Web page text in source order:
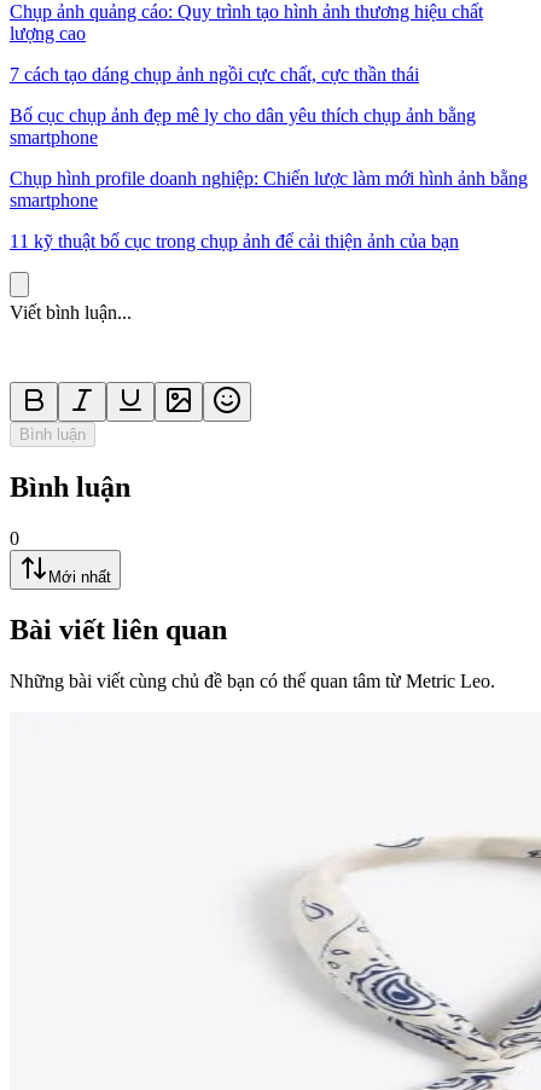
Chụp ảnh quảng cáo: Quy trình tạo hình ảnh thương hiệu chất
lượng cao
7 cách tạo dáng chụp ảnh ngồi cực chất, cực thần thái
Bố cục chụp ảnh đẹp mê ly cho dân yêu thích chụp ảnh bằng
smartphone
Chụp hình profile doanh nghiệp: Chiến lược làm mới hình ảnh bằng
smartphone
11 kỹ thuật bố cục trong chụp ảnh để cải thiện ảnh của bạn
Viết bình luận...
Bình luận
Bình luận
0
Mới nhất
Bài viết liên quan
Những bài viết cùng chủ đề bạn có thể quan tâm từ Metric Leo.